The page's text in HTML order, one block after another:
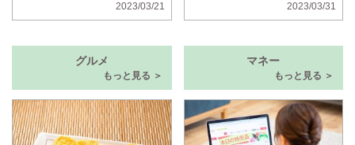
2023/03/21
回答 年金が不十分、ボケそ
う、の声
2023/03/31
グルメ
もっと見る ＞
マネー
もっと見る ＞